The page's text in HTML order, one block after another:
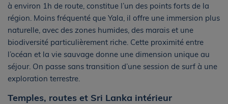
à environ 1h de route, constitue l’un des points forts de la
région. Moins fréquenté que Yala, il offre une immersion plus
naturelle, avec des zones humides, des marais et une
biodiversité particulièrement riche. Cette proximité entre
l’océan et la vie sauvage donne une dimension unique au
séjour. On passe sans transition d’une session de surf à une
exploration terrestre.
Temples, routes et Sri Lanka intérieur